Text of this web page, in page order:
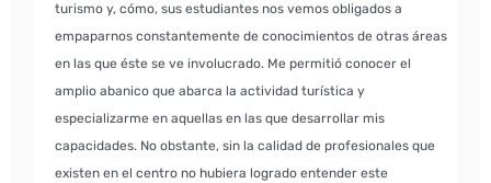
turismo y, cómo, sus estudiantes nos vemos obligados a
empaparnos constantemente de conocimientos de otras áreas
en las que éste se ve involucrado. Me permitió conocer el
amplio abanico que abarca la actividad turística y
especializarme en aquellas en las que desarrollar mis
capacidades. No obstante, sin la calidad de profesionales que
existen en el centro no hubiera logrado entender este